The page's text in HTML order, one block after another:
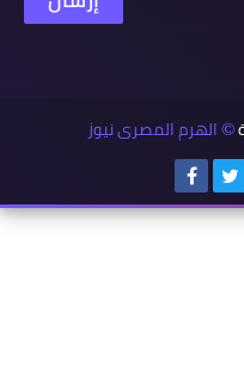
© الهرم المصرى نيوز